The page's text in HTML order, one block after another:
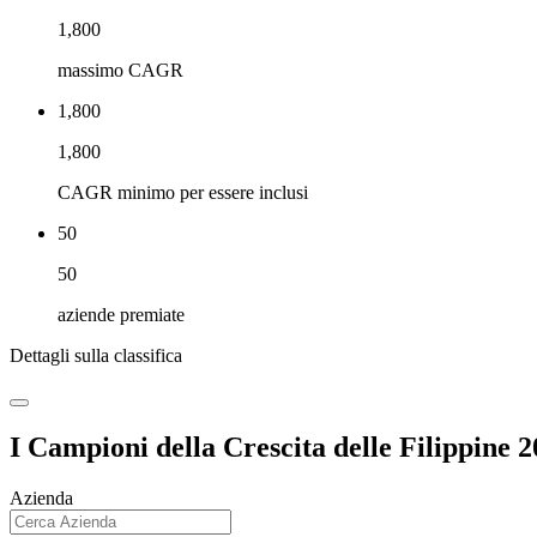
1,800
massimo CAGR
1,800
1,800
CAGR minimo per essere inclusi
50
50
aziende premiate
Dettagli sulla classifica
I Campioni della Crescita delle Filippine
Azienda